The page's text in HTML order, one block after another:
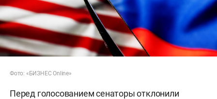
Фото: «БИЗНЕС Online»
Перед голосованием сенаторы отклонили